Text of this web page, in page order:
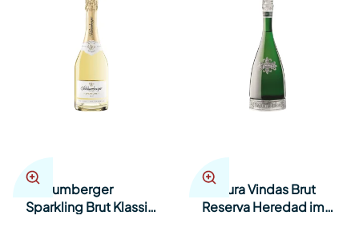
Schlumberger
Sparkling Brut Klassik
Segura Vindas Brut
Reserva Heredad im